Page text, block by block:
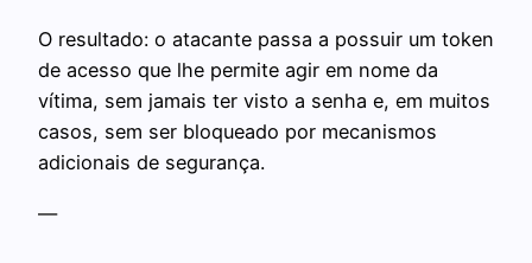
O resultado: o atacante passa a possuir um token
de acesso que lhe permite agir em nome da
vítima, sem jamais ter visto a senha e, em muitos
casos, sem ser bloqueado por mecanismos
adicionais de segurança.
—